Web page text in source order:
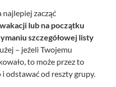
zacząć
lub na początku
szczegółowej listy
– jeżeli Twojemu
to może przez to
odstawać od reszty grupy.